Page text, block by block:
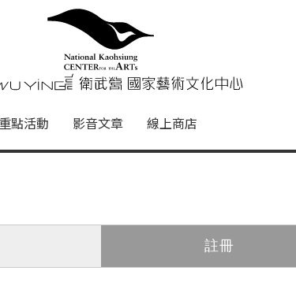
武營國家藝術文化
重點活動 影音文章 線上商店
註冊